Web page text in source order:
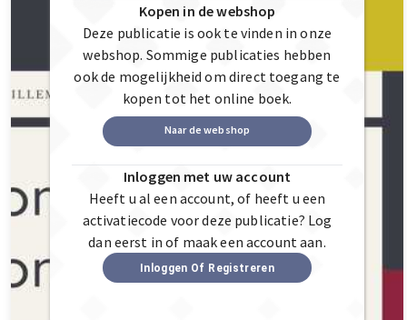
Kopen in de webshop
Deze publicatie is ook te vinden in onze
webshop. Sommige publicaties hebben
ook de mogelijkheid om direct toegang te
kopen tot het online boek.
Naar de webshop
Inloggen met uw account
Heeft u al een account, of heeft u een
activatiecode voor deze publicatie? Log
dan eerst in of maak een account aan.
Inloggen Of Registreren